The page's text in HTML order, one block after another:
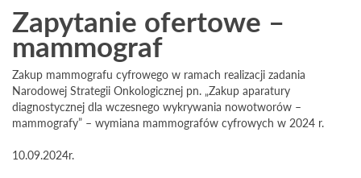
Zapytanie ofertowe –
mammograf
Zakup mammografu cyfrowego w ramach realizacji zadania
Narodowej Strategii Onkologicznej pn. „Zakup aparatury
diagnostycznej dla wczesnego wykrywania nowotworów –
mammografy” – wymiana mammografów cyfrowych w 2024 r.
10.09.2024r.